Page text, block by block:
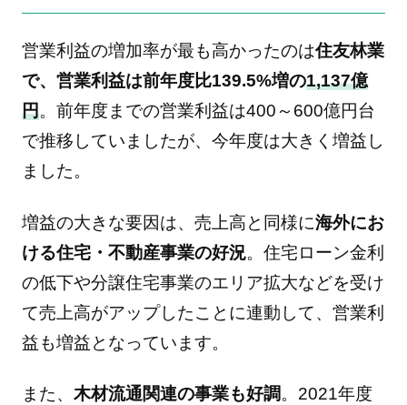
営業利益の増加率が最も高かったのは住友林業
で、営業利益は前年度比139.5%増の1,137億
円。前年度までの営業利益は400～600億円台
で推移していましたが、今年度は大きく増益し
ました。
増益の大きな要因は、売上高と同様に海外にお
ける住宅・不動産事業の好況。住宅ローン金利
の低下や分譲住宅事業のエリア拡大などを受け
て売上高がアップしたことに連動して、営業利
益も増益となっています。
また、 木材流通関連の事業も好調。2021年度